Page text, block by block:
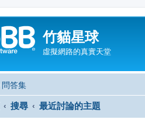
竹貓星球
虛擬網路的真實天堂
問答集
搜尋 最近討論的主題